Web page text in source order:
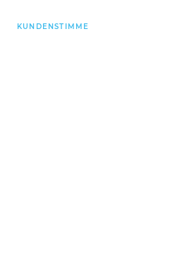
KUNDENSTIMME